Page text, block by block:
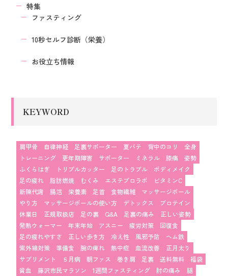
特集
ファスティング
10秒セルフ診断（栄養）
お役立ち情報
KEYWORD
肩甲骨 自律神経 足裏サポーター 夏バテ 背中のコリ
全身
トレーニング
更年期障害 サポーター ミネラル 膝痛
姿勢
ふくらはぎ
トリプルカッター 足のトラブル
ボディメイク
足の疲れ
脂肪燃焼 むくみ エステプロラボ
ビタミンC
新陳代謝
腸活 栄養素 足首 食物繊維
マッサージボール
やり方
マッサージボールの使い方 デトックス
プロテイン
休業日
正規取扱店 足の裏 Q&A 足裏の痛み
正しい姿勢
発熱ウォーマー
年末年始 アスニー 疲労対策
回復食
足の疲れやすさ
正しい歩き方 冷え性 風邪予防
ヘム鉄
紫外線対策
準備食 腕の痺れ 熱中症 血流改善
正月太り
サプリメント
５月病 朝ファス 巻き肩 足裏 送料無料
福袋
貧血
藤沢市民マラソン 1週間ファスティング 肘の痛み
腿